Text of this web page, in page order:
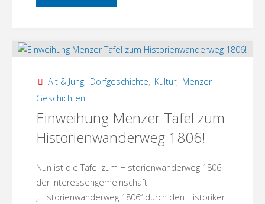
feiert
Alt & Jung, Dorfgeschichte, Kultur, Menzer
Geschichten
Einweihung Menzer Tafel zum
Historienwanderweg 1806!
Nun ist die Tafel zum Historienwanderweg 1806
der Interessengemeinschaft
„Historienwanderweg 1806“ durch den Historiker